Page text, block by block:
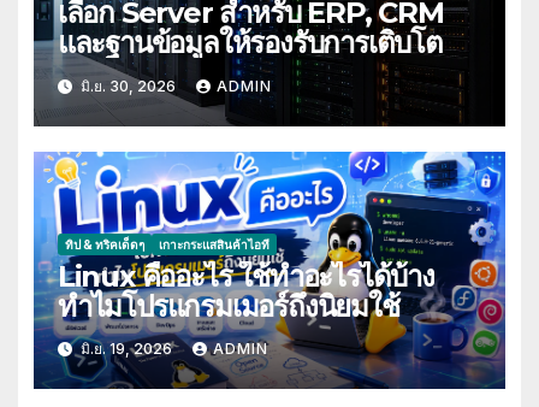
เลือก Server สำหรับ ERP, CRM
และฐานข้อมูลให้รองรับการเติบโต
มิ.ย. 30, 2026 ADMIN
ทิป & ทริคเด็ดๆ เกาะกระแสสินค้าไอที
Linux คืออะไร ใช้ทำอะไรได้บ้าง
ทำไมโปรแกรมเมอร์ถึงนิยมใช้
มิ.ย. 19, 2026 ADMIN